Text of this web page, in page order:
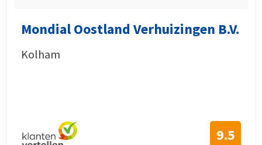
Mondial Oostland Verhuizingen B.V.
Kolham
9.5